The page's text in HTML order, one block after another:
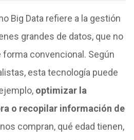
Big Data refiere a la gestión
grandes de datos, que no
convencional. Según
esta tecnología puede
optimizar la
o recopilar información de
compran, qué edad tienen,